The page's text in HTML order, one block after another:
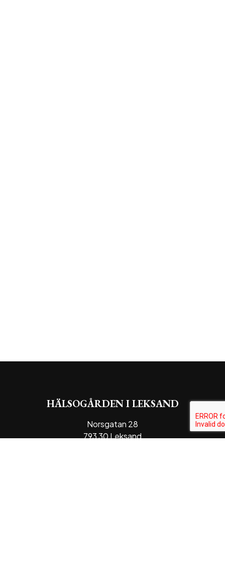
HÄLSOGÅRDEN I LEKSAND
Norsgatan 28
793 30 Leksand